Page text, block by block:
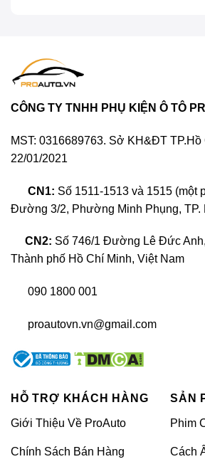
Dán wrap đổi màu xe
ngoài sáng bóng, hoàn hảo.
tia UV của mặt trời, bụi bẩn và
lịch có thể khiến diện mạo “xế
cho chiếc Subaru Levorg của
chọn phương pháp dán wrap đổi
Dán wrap đổi màu xe Subaru
pháp dán (bọc) toàn bộ phần
bám dính. Dán wrap giúp làm
tiết kiệm chi phí, lại dễ dàng tháo
rất được giới chơi xe ưa chuộng.
CÔNG TY TNHH PHỤ KIỆN Ô TÔ
MST: 0316689763. Sở KH&ĐT TP.Hồ
22/01/2021
CN1: Số 1511-1513 và 1515 (một
Đường 3/2, Phường Minh Phụng, TP.
CN2: Số 746/1 Đường Lê Đức
Thành phố Hồ Chí Minh, Việt Nam
090 1800 001
proautovn.vn@gmail.com
HỖ TRỢ KHÁCH HÀNG
Giới Thiệu Về ProAuto
Chính Sách Bán Hàng
SẢN
Phim
Cách